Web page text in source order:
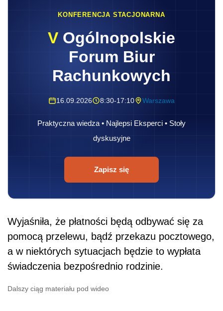
KONFERENCJA STACJONARNA
V Ogólnopolskie
Forum Biur
Rachunkowych
16.09.2026 8:30-17:10 Warszawa
Praktyczna wiedza • Najlepsi Eksperci • Stoły
dyskusyjne
Zapisz się
Wyjaśniła, że płatności będą odbywać się za
pomocą przelewu, bądź przekazu pocztowego,
a w niektórych sytuacjach będzie to wypłata
świadczenia bezpośrednio rodzinie.
Dalszy ciąg materiału pod wideo